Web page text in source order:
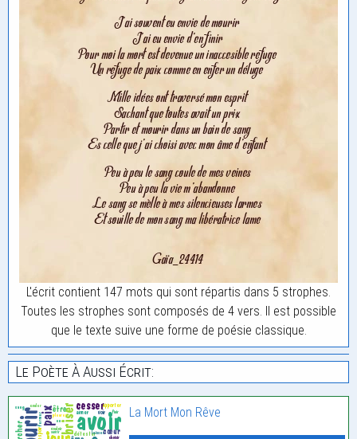
L'écrit contient 147 mots qui sont répartis dans 5 strophes.
Toutes les strophes sont composés de 4 vers. Il est possible
que le texte suive une forme de poésie classique.
Le Poète À Aussi Écrit:
La Mort Mon Rêve